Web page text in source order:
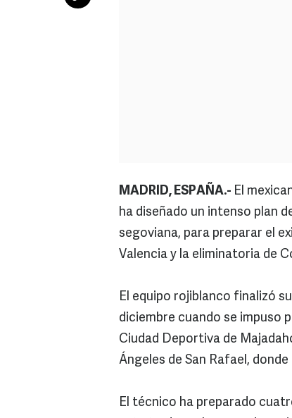
MADRID, ESPAÑA.- El
ha diseñado un intenso plan
segoviana, para preparar el
Valencia y la eliminatoria de
El equipo rojiblanco finalizó
diciembre cuando se impuso
Ciudad Deportiva de
Ángeles de San Rafael,
El técnico ha preparado